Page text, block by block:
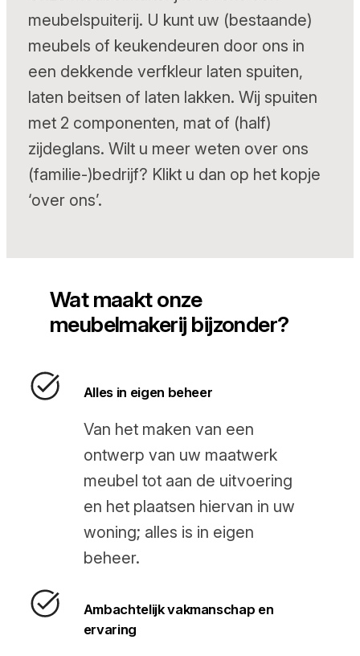
meubelspuiterij. U kunt uw (bestaande)
meubels of keukendeuren door ons in
een dekkende verfkleur laten spuiten,
laten beitsen of laten lakken. Wij spuiten
met 2 componenten, mat of (half)
zijdeglans. Wilt u meer weten over ons
(familie-)bedrijf? Klikt u dan op het kopje
‘over ons’.
Wat maakt onze
meubelmakerij bijzonder?
Alles in eigen beheer
Van het maken van een
ontwerp van uw maatwerk
meubel tot aan de uitvoering
en het plaatsen hiervan in uw
woning; alles is in eigen
beheer.
Ambachtelijk vakmanschap en
ervaring